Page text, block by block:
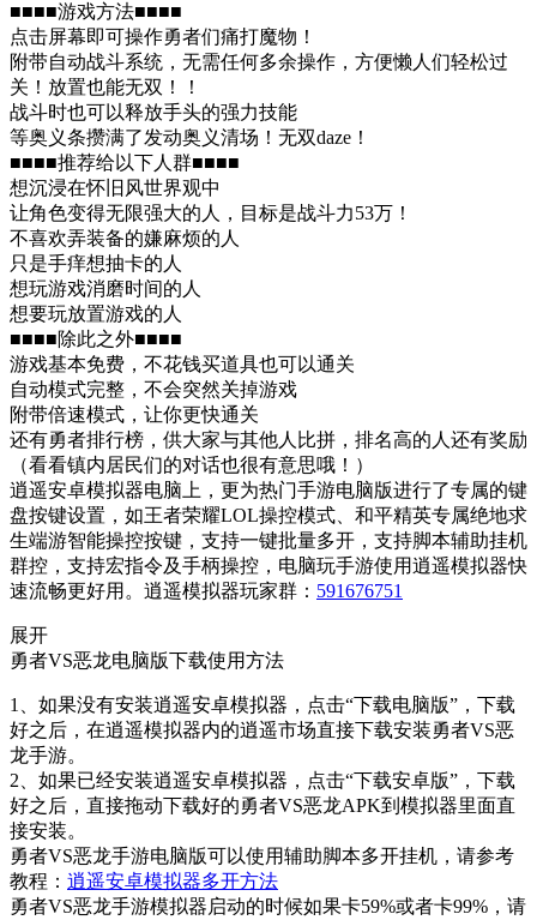
■■■■游戏方法■■■■
点击屏幕即可操作勇者们痛打魔物！
附带自动战斗系统，无需任何多余操作，方便懒人们轻松过
关！放置也能无双！！
战斗时也可以释放手头的强力技能
等奥义条攒满了发动奥义清场！无双daze！
■■■■推荐给以下人群■■■■
想沉浸在怀旧风世界观中
让角色变得无限强大的人，目标是战斗力53万！
不喜欢弄装备的嫌麻烦的人
只是手痒想抽卡的人
想玩游戏消磨时间的人
想要玩放置游戏的人
■■■■除此之外■■■■
游戏基本免费，不花钱买道具也可以通关
自动模式完整，不会突然关掉游戏
附带倍速模式，让你更快通关
还有勇者排行榜，供大家与其他人比拼，排名高的人还有奖励
（看看镇内居民们的对话也很有意思哦！）
逍遥安卓模拟器电脑上，更为热门手游电脑版进行了专属的键
盘按键设置，如王者荣耀LOL操控模式、和平精英专属绝地求
生端游智能操控按键，支持一键批量多开，支持脚本辅助挂机
群控，支持宏指令及手柄操控，电脑玩手游使用逍遥模拟器快
速流畅更好用。逍遥模拟器玩家群： 591676751
展开
勇者VS恶龙电脑版下载使用方法
1、如果没有安装逍遥安卓模拟器，点击“下载电脑版”，下载
好之后，在逍遥模拟器内的逍遥市场直接下载安装勇者VS恶
龙手游。
2、如果已经安装逍遥安卓模拟器，点击“下载安卓版”，下载
好之后，直接拖动下载好的勇者VS恶龙APK到模拟器里面直
接安装。
勇者VS恶龙手游电脑版可以使用辅助脚本多开挂机，请参考
教程： 逍遥安卓模拟器多开方法
勇者VS恶龙手游模拟器启动的时候如果卡59%或者卡99%，请